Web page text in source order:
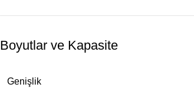
Boyutlar ve Kapasite
Genişlik